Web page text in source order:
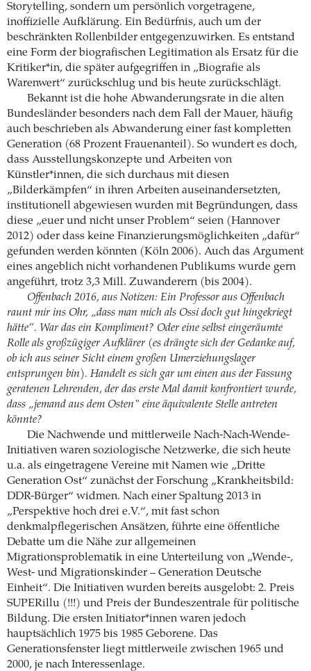
Storytelling, sondern um persönlich vorgetragene,
inoffizielle Aufklärung. Ein Bedürfnis, auch um der
beschränkten Rollenbilder entgegenzuwirken. Es entstand
eine Form der biografischen Legitimation als Ersatz für die
Kritiker*in, die später aufgegriffen in „Biografie als
Warenwert“ zurückschlug und bis heute zurückschlägt.
Bekannt ist die hohe Abwanderungsrate in die alten
Bundesländer besonders nach dem Fall der Mauer, häufig
auch beschrieben als Abwanderung einer fast kompletten
Generation (68 Prozent Frauenanteil). So wundert es doch,
dass Ausstellungskonzepte und Arbeiten von
Künstler*innen, die sich durchaus mit diesen
„Bilderkämpfen“ in ihren Arbeiten auseinandersetzten,
institutionell abgewiesen wurden mit Begründungen, dass
diese „euer und nicht unser Problem“ seien (Hannover
2012) oder dass keine Finanzierungsmöglichkeiten „dafür“
gefunden werden könnten (Köln 2006). Auch das Argument
eines angeblich nicht vorhandenen Publikums wurde gern
angeführt, trotz 3,3 Mill. Zuwanderern (bis 2004).
Offenbach 2016, aus Notizen: Ein Professor aus Offenbach
raunt mir ins Ohr, „dass man mich als Ossi doch gut hingekriegt
hätte“. War das ein Kompliment? Oder eine selbst eingeräumte
Rolle als großzügiger Aufklärer (es drängte sich der Gedanke auf,
ob ich aus seiner Sicht einem großen Umerziehungslager
entsprungen bin). Handelt es sich gar um einen aus der Fassung
geratenen Lehrenden, der das erste Mal damit konfrontiert wurde,
dass „jemand aus dem Osten" eine äquivalente Stelle antreten
könnte?
Die Nachwende und mittlerweile Nach-Nach-Wende-
Initiativen waren soziologische Netzwerke, die sich heute
u.a. als eingetragene Vereine mit Namen wie „Dritte
Generation Ost“ zunächst der Forschung „Krankheitsbild:
DDR-Bürger“ widmen. Nach einer Spaltung 2013 in
„Perspektive hoch drei e.V.“, mit fast schon
denkmalpflegerischen Ansätzen, führte eine öffentliche
Debatte um die Nähe zur allgemeinen
Migrationsproblematik in eine Unterteilung von „Wende-,
West- und Migrationskinder – Generation Deutsche
Einheit“. Die Initiativen wurden bereits ausgelobt: 2. Preis
SUPERillu (!!!) und Preis der Bundeszentrale für politische
Bildung. Die ersten Initiator*innen waren jedoch
hauptsächlich 1975 bis 1985 Geborene. Das
Generationsfenster liegt mittlerweile zwischen 1965 und
2000, je nach Interessenlage.